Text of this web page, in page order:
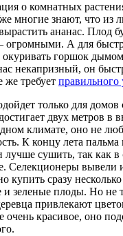
о комнатных
многие знают, что из
ананас. Плод
А для
горшок
некапризный, он
же требует правильного
только для
двух метров в
климате, оно не
К концу лета пальма
сушить, так как в
Селекционеры вывели
купить сразу
зеленые плоды. Но не
привлекают
очень красивое, оно